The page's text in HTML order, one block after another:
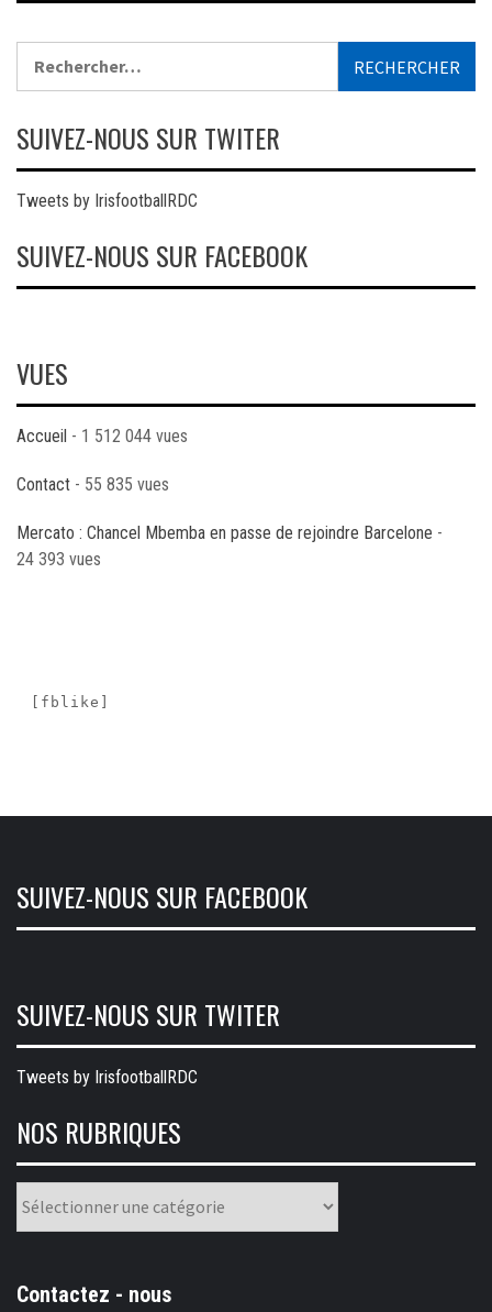
SUIVEZ-NOUS SUR TWITER
Tweets by IrisfootballRDC
SUIVEZ-NOUS SUR FACEBOOK
VUES
Accueil - 1 512 044 vues
Contact - 55 835 vues
Mercato : Chancel Mbemba en passe de rejoindre Barcelone -
24 393 vues
[fblike]
SUIVEZ-NOUS SUR FACEBOOK
SUIVEZ-NOUS SUR TWITER
Tweets by IrisfootballRDC
NOS RUBRIQUES
Nos
rubriques
Contactez - nous